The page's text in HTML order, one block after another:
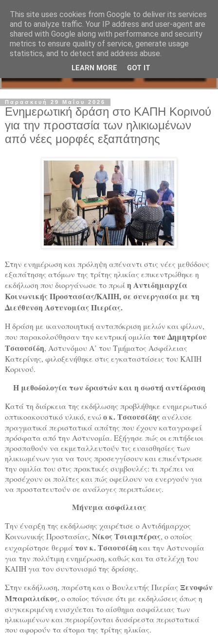
Παρασκευή 29 Μαΐου 2026
Ενημερωτική δράση στο ΚΑΠΗ Κορινού
για την προστασία των ηλικιωμένων
από νέες μορφές εξαπάτησης
Στην ενημέρωση και πρόληψη απέναντι στις νέες μεθόδους
εξαπάτησης ατόμων της τρίτης ηλικίας επικεντρώθηκε η
εκδήλωση που διοργάνωσε το πρωίη Αντιδημαρχία
Κοινωνικής Προστασίας/ΚΑΠΗ, σε συνεργασία με τη
Διεύθυνση Αστυνομίας Πιερίας.
Η δράση με ικανοποιητική ανταπόκριση μελών και φίλων,
που παρακολούθησαν την κεντρική ομιλία του Δημητρίου
Τσαουσίδη, Αστυνόμου Α’ του Τμήματος Ασφάλειας
Κατερίνης, φιλοξενήθηκε στις εγκαταστάσεις του ΚΑΠΗ
Κορινού.
Η μεθοδολογία των δραστών και η σωστή αντίδραση
Κατά τη διάρκεια της εκδήλωσης προβλήθηκε ενημερωτικό
οπτικοακουστικό υλικό, ενώο κ. Τσαουσίδηςανέλυσε
πραγματικά περιστατικά απάτης που έχουν καταγραφεί
πρόσφατα από την Αστυνομία. Εξήγησε πώς οι επιτήδειοι
προσπαθούν να εκμεταλλευτούν τις ευαισθησίες των
ηλικιωμένων για να τους προσεγγίσουν και επικέντρωσε
την ομιλία του στις πρακτικές συμβουλές: τι πρέπει να
προσέχουν οι πολίτες και πώς οφείλουν να ενεργούν για
να προστατευτούν σε ανάλογες περιπτώσεις.
Μήνυμα ασφάλειας
Την έναρξη της εκδήλωσης χαιρέτισε ο Αντιδήμαρχος
Κοινωνικής Προστασίας, Νίκος Τσιαμπέρας, ο οποίος
ευχαρίστησε θερμά τον κ. Τσαουσίδη και την Αστυνομία
για την πολύτιμη ενημέρωση, καθώς και τα στελέχη του
ΚΑΠΗ για τον συντονισμό της δράσης.
Στην εκδήλωση, παρέστη και ο Βουλευτής Πιερίας Ξενοφών
Μπαραλιάκος, ο οποίος τόνισε ότι με εκδηλώσεις όπως η
συγκεκριμένη ενισχύεται το αίσθημα ασφάλειας των
ηλικιωμένων και περιορίζονται δυσάρεστα περιστατικά
που αφορούν τα άτομα της τρίτης ηλικίας.
This site uses cookies from Google to deliver its services
and to analyze traffic. Your IP address and user-agent are
shared with Google along with performance and security
metrics to ensure quality of service, generate usage
statistics, and to detect and address abuse.
LEARN MORE GOT IT